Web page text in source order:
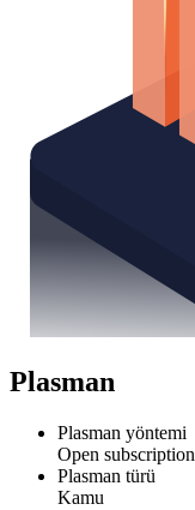
Plasman
Plasman yöntemi
Open subscription
Plasman türü
Kamu